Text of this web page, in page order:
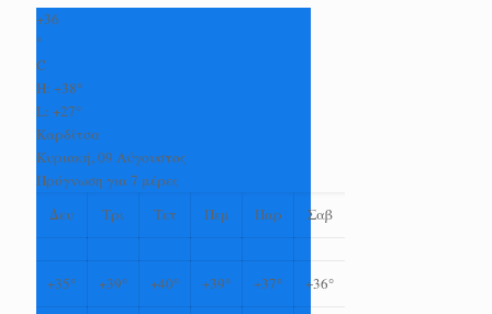
+36
°
C
H: +38°
L: +27°
Καρδίτσα
Κυριακή, 09 Αύγουστος
Πρόγνωση για 7 μέρες
Δευ
Τρι Τετ Πεμ Παρ Σαβ
+35° +39° +40° +39° +37° +36°